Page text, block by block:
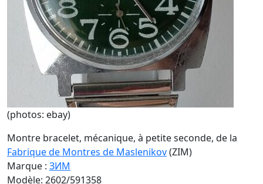
(photos: ebay)
Montre bracelet, mécanique, à petite seconde, de la
Fabrique de Montres de Maslenikov(ZIM)
Marque : ЗИМ
Modèle: 2602/591358